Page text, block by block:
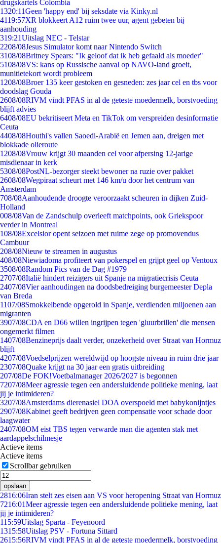
drugskartels Colombia
1320:11Geen 'happy end' bij seksdate via Kinky.nl
4119:57XR blokkeert A12 ruim twee uur, agent gebeten bij
aanhouding
319:21Uitslag NEC - Telstar
2208/08Jesus Simulator komt naar Nintendo Switch
3108/08Britney Spears: "Ik geloof dat ik heb gefaald als moeder"
5108/08VS: kans op Russische aanval op NAVO-land groeit,
munitietekort wordt probleem
1208/08Broer 135 keer gestoken en gesneden: zes jaar cel en tbs voor
doodslag Gouda
2608/08RIVM vindt PFAS in al de geteste moedermelk, borstvoeding
blijft advies
6408/08EU bekritiseert Meta en TikTok om verspreiden desinformatie
Ceuta
4408/08Houthi's vallen Saoedi-Arabië en Jemen aan, dreigen met
blokkade olieroute
1208/08Vrouw krijgt 30 maanden cel voor afpersing 12-jarige
misdienaar in kerk
5308/08PostNL-bezorger steekt bewoner na ruzie over pakket
2608/08Wegpiraat scheurt met 146 km/u door het centrum van
Amsterdam
708/08Aanhoudende droogte veroorzaakt scheuren in dijken Zuid-
Holland
008/08Van de Zandschulp overleeft matchpoints, ook Griekspoor
verder in Montreal
108/08Excelsior opent seizoen met ruime zege op promovendus
Cambuur
208/08Nieuw te streamen in augustus
408/08Niewiadoma profiteert van pokerspel en grijpt geel op Ventoux
3508/08Random Pics van de Dag #1979
2707/08Italië hindert reizigers uit Spanje na migratiecrisis Ceuta
2407/08Vier aanhoudingen na doodsbedreiging burgemeester Depla
van Breda
1107/08Smokkelbende opgerold in Spanje, verdienden miljoenen aan
migranten
3907/08CDA en D66 willen ingrijpen tegen 'gluurbrillen' die mensen
ongemerkt filmen
1407/08Benzineprijs daalt verder, onzekerheid over Straat van Hormuz
blijft
4207/08Voedselprijzen wereldwijd op hoogste niveau in ruim drie jaar
2307/08Quake krijgt na 30 jaar een gratis uitbreiding
207/08De FOK!Voetbalmanager 2026/2027 is begonnen
7207/08Meer agressie tegen een andersluidende politieke mening, laat
jij je intimideren?
3207/08Amsterdams dierenasiel DOA overspoeld met babykonijntjes
2907/08Kabinet geeft bedrijven geen compensatie voor schade door
laagwater
2407/08OM eist TBS tegen verwarde man die agenten stak met
aardappelschilmesje
Actieve items
Actieve items
Scrollbar gebruiken
opslaan
2816:06Iran stelt zes eisen aan VS voor heropening Straat van Hormuz
7216:01Meer agressie tegen een andersluidende politieke mening, laat
jij je intimideren?
115:59Uitslag Sparta - Feyenoord
1315:58Uitslag PSV - Fortuna Sittard
2615:56RIVM vindt PFAS in al de geteste moedermelk, borstvoeding